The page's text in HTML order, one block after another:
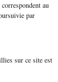
au
par
sur ce site est